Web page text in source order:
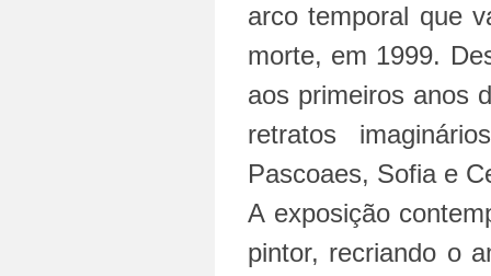
arco temporal que
morte, em 1999.
aos primeiros anos
retratos
Pascoaes, Sofia e
A exposição
pintor, recriando o